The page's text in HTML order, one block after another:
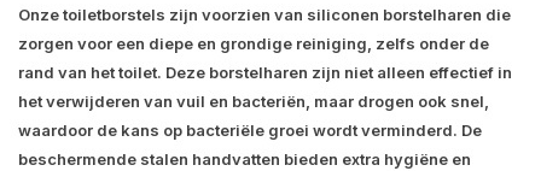
Onze toiletborstels zijn voorzien van siliconen borstelharen die
zorgen voor een diepe en grondige reiniging, zelfs onder de
rand van het toilet. Deze borstelharen zijn niet alleen effectief in
het verwijderen van vuil en bacteriën, maar drogen ook snel,
waardoor de kans op bacteriële groei wordt verminderd. De
beschermende stalen handvatten bieden extra hygiëne en